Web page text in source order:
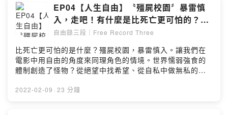
https://open.firstory.me/user/ckgnmaw9rvfez0813yllz
e011/comments自由錄三段｜Free Record Three邀請
路人五星評論留言，聽大家回饋是我錄製的動力~歡迎工商
業配贊助乾爹乾娘聯繫:frt.jy777@gmail.comPowered
by Firstory Hosting
EP04【人生自由】〝殭屍校園〞暴雷慎
入，走吧！有什麼是比死亡更可怕的？從
未知去探索的勇氣、自私、人性、希望…
在電影裡的觀察。
自由錄三段｜Free Record Three
比死亡更可怕的是什麼？殭屍校園，暴雷慎入。讓我們在
電影中用自由的角度來同理角色的情境。世界懦弱強食的
體制創造了怪物？從絕望中找希望、從自私中做無私的選
了，嗯嗯!小額贊助支持本節目：
2022-02-09 · 23 分鐘